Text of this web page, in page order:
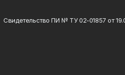
Свидетельство ПИ № ТУ 02-01857 от